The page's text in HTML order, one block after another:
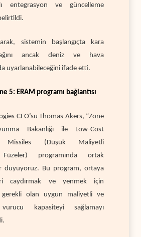
entegrasyon ve güncelleme
sistemin başlangıçta kara
ancak deniz ve hava
uyarlanabileceğini ifade etti.
5: ERAM programı bağlantısı
CEO’su Thomas Akers, “Zone
Bakanlığı ile Low-Cost
Missiles (Düşük Maliyetli
Füzeler) programında ortak
duyuyoruz. Bu program, ortaya
caydırmak ve yenmek için
gerekli olan uygun maliyetli ve
kapasiteyi sağlamayı